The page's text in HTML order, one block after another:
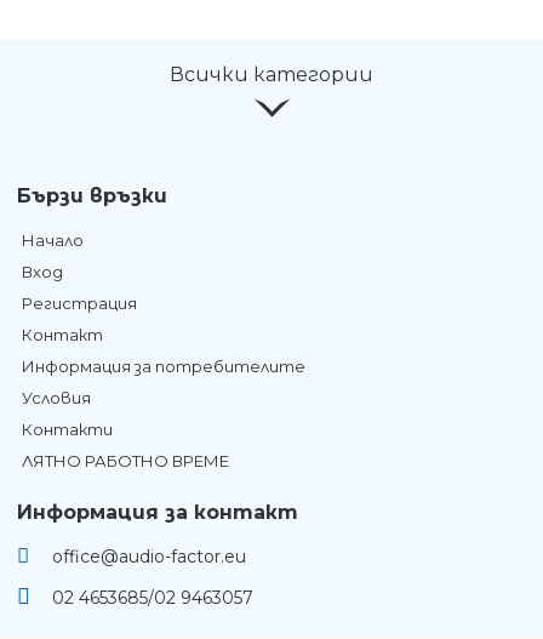
Всички категории
Бързи връзки
Начало
Вход
Регистрация
Контакт
Информация за потребителите
Условия
Контакти
ЛЯТНО РАБОТНО ВРЕМЕ
Информация за контакт
office@audio-factor.eu
02 4653685/02 9463057